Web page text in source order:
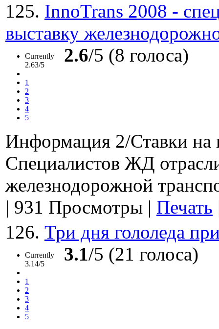
125. InnoTrans 2008 -
выставку
Currently
2.63/5
1
2
3
4
5
2.6/5 (8 голоса)
Информация 2/Ставки на
Специалистов ЖД
железнодорожной
| 931 Просмотры | Печать
126. Три дня гололеда
Currently
3.14/5
1
2
3
4
5
3.1/5 (21 голоса)